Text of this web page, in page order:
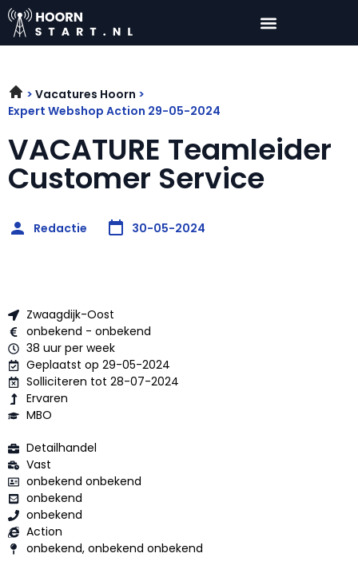
Vacatures Hoorn
Expert Webshop Action 29-05-2024
VACATURE Teamleider
Customer Service
Redactie 30-05-2024
Zwaagdijk-Oost
onbekend - onbekend
38 uur per week
Geplaatst op 29-05-2024
Solliciteren tot 28-07-2024
Ervaren
MBO
Detailhandel
Vast
onbekend onbekend
onbekend
onbekend
Action
onbekend, onbekend onbekend